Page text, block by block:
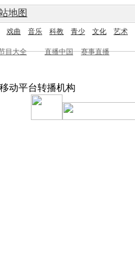
地图
戏曲 音乐 科教 青少 文化 艺术
目大全 直播中国
赛事直播
动平台转播机构